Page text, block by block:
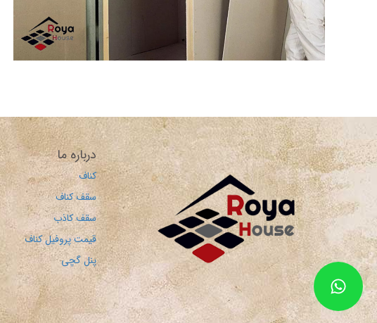
درباره ما
کناف
سقف کناف
سقف کاذب
قیمت پروفیل کناف
پنل گچی